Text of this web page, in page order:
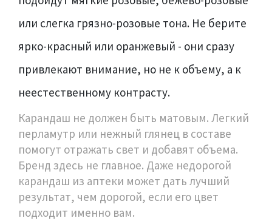
или слегка грязно-розовые тона. Не берите
ярко-красный или оранжевый - они сразу
привлекают внимание, но не к объему, а к
неестественному контрасту.
Карандаш не должен быть матовым. Легкий
перламутр или нежный глянец в составе
помогут отражать свет и добавят объема.
Бренд здесь не главное. Даже недорогой
карандаш из аптеки может дать лучший
результат, чем дорогой, если его цвет
подходит именно вам.